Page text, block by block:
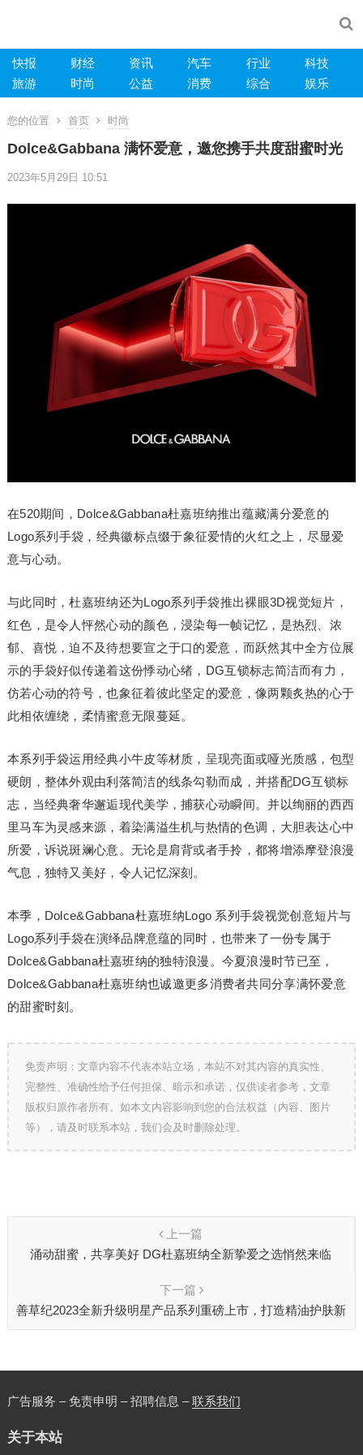
快报 财经 资讯 汽车 行业
科技
旅游
时尚 公益 消费 综合 娱乐
您的位置 首页 时尚
Dolce&Gabbana 满怀爱意，邀您携手共度甜蜜时光
2023年5月29日 10:51
在520期间，Dolce&Gabbana杜嘉班纳推出蕴藏满分爱意的
Logo系列手袋，经典徽标点缀于象征爱情的火红之上，尽显爱
意与心动。
与此同时，杜嘉班纳还为Logo系列手袋推出裸眼3D视觉短片，
红色，是令人怦然心动的颜色，浸染每一帧记忆，是热烈、浓
郁、喜悦，迫不及待想要宣之于口的爱意，而跃然其中全方位展
示的手袋好似传递着这份悸动心绪，DG互锁标志简洁而有力，
仿若心动的符号，也象征着彼此坚定的爱意，像两颗炙热的心于
此相依缠绕，柔情蜜意无限蔓延。
本系列手袋运用经典小牛皮等材质，呈现亮面或哑光质感，包型
硬朗，整体外观由利落简洁的线条勾勒而成，并搭配DG互锁标
志，当经典奢华邂逅现代美学，捕获心动瞬间。并以绚丽的西西
里马车为灵感来源，着染满溢生机与热情的色调，大胆表达心中
所爱，诉说斑斓心意。无论是肩背或者手拎，都将增添摩登浪漫
气息，独特又美好，令人记忆深刻。
本季，Dolce&Gabbana杜嘉班纳Logo 系列手袋视觉创意短片与
Logo系列手袋在演绎品牌意蕴的同时，也带来了一份专属于
Dolce&Gabbana杜嘉班纳的独特浪漫。今夏浪漫时节已至，
Dolce&Gabbana杜嘉班纳也诚邀更多消费者共同分享满怀爱意
的甜蜜时刻。
免责声明：文章内容不代表本站立场，本站不对其内容的真实性、
完整性、准确性给予任何担保、暗示和承诺，仅供读者参考，文章
版权归原作者所有。如本文内容影响到您的合法权益（内容、图片
等），请及时联系本站，我们会及时删除处理。
上一篇
涌动甜蜜，共享美好 DG杜嘉班纳全新挚爱之选悄然来临
下一篇
善草纪2023全新升级明星产品系列重磅上市，打造精油护肤新
广告服务 – 免责申明 – 招聘信息 –联系我们
关于本站